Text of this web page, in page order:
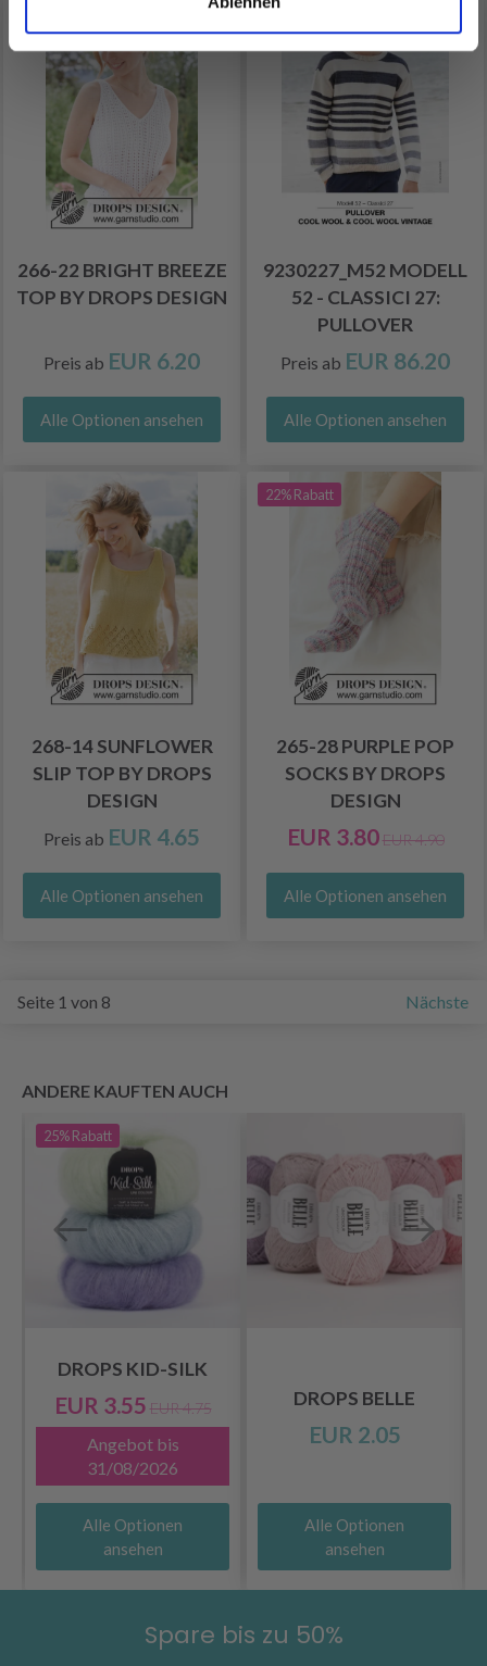
266-22 BRIGHT BREEZE
TOP BY DROPS DESIGN
Preis ab EUR 6.20
Alle Optionen ansehen
9230227_M52 MODELL
52 - CLASSICI 27:
PULLOVER
Preis ab EUR 86.20
Alle Optionen ansehen
268-14 SUNFLOWER
SLIP TOP BY DROPS
DESIGN
Preis ab EUR 4.65
Alle Optionen ansehen
22% Rabatt
265-28 PURPLE POP
SOCKS BY DROPS
DESIGN
EUR 3.80 EUR 4.90
Alle Optionen ansehen
Seite 1 von 8 Nächste
ANDERE KAUFTEN AUCH
25%Rabatt
DROPS KID-SILK
EUR 3.55 EUR 4.75
Angebot bis
31/08/2026
Alle Optionen
ansehen
DROPS BELLE
EUR 2.05
Alle Optionen
ansehen
Spare bis zu 50%